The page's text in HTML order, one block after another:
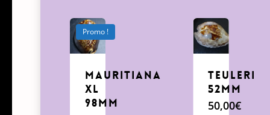
Promo !
Mauritiana
XL
98mm
teuleri
52mm
50,00€